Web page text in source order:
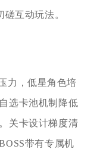
互动玩法。
力，低星角色培
选卡池机制降低
关卡设计梯度清
带有专属机